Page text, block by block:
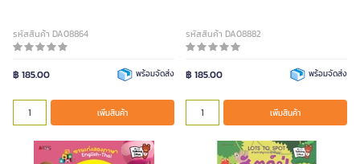
รหัสสินค้า DA08864
฿ 185.00 พร้อมจัดส่ง
เพิ่มสินค้า
รหัสสินค้า DA08882
฿ 185.00 พร้อมจัดส่ง
เพิ่มสินค้า